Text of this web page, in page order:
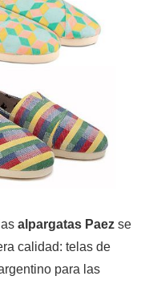
alpargatas Paez se
calidad: telas de
para las